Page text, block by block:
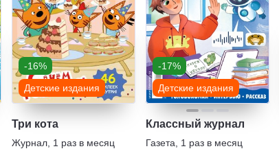
-16%
Детские издания
Три кота
Журнал 1 раз в месяц
-17%
Детские издания
Классный журнал
Газета
1 раз в месяц